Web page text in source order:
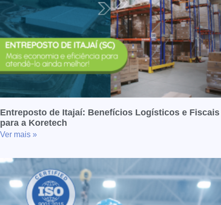
Entreposto de Itajaí: Benefícios Logísticos e Fiscais
para a Koretech
Ver mais »